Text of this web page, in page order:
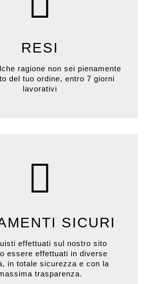
RESI
ragione non sei pienamente
del tuo ordine, entro 7 giorni
lavorativi
SICURI
effettuati sul nostro sito
essere effettuati in diverse
in totale sicurezza e con la
trasparenza.